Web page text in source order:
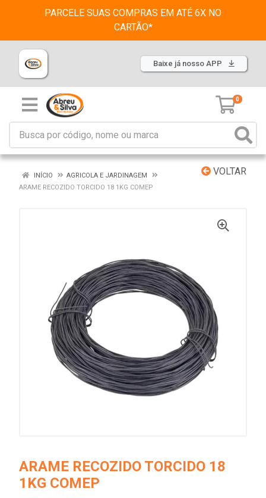
PARCELE SUAS COMPRAS EM ATÉ 6X NO
CARTÃO*
Baixe já nosso APP
0
VOLTAR
INÍCIO
AGRICOLA E JARDINAGEM
ARAME RECOZIDO TORCIDO 18 1KG COMEP
ARAME RECOZIDO TORCIDO 18
1KG COMEP